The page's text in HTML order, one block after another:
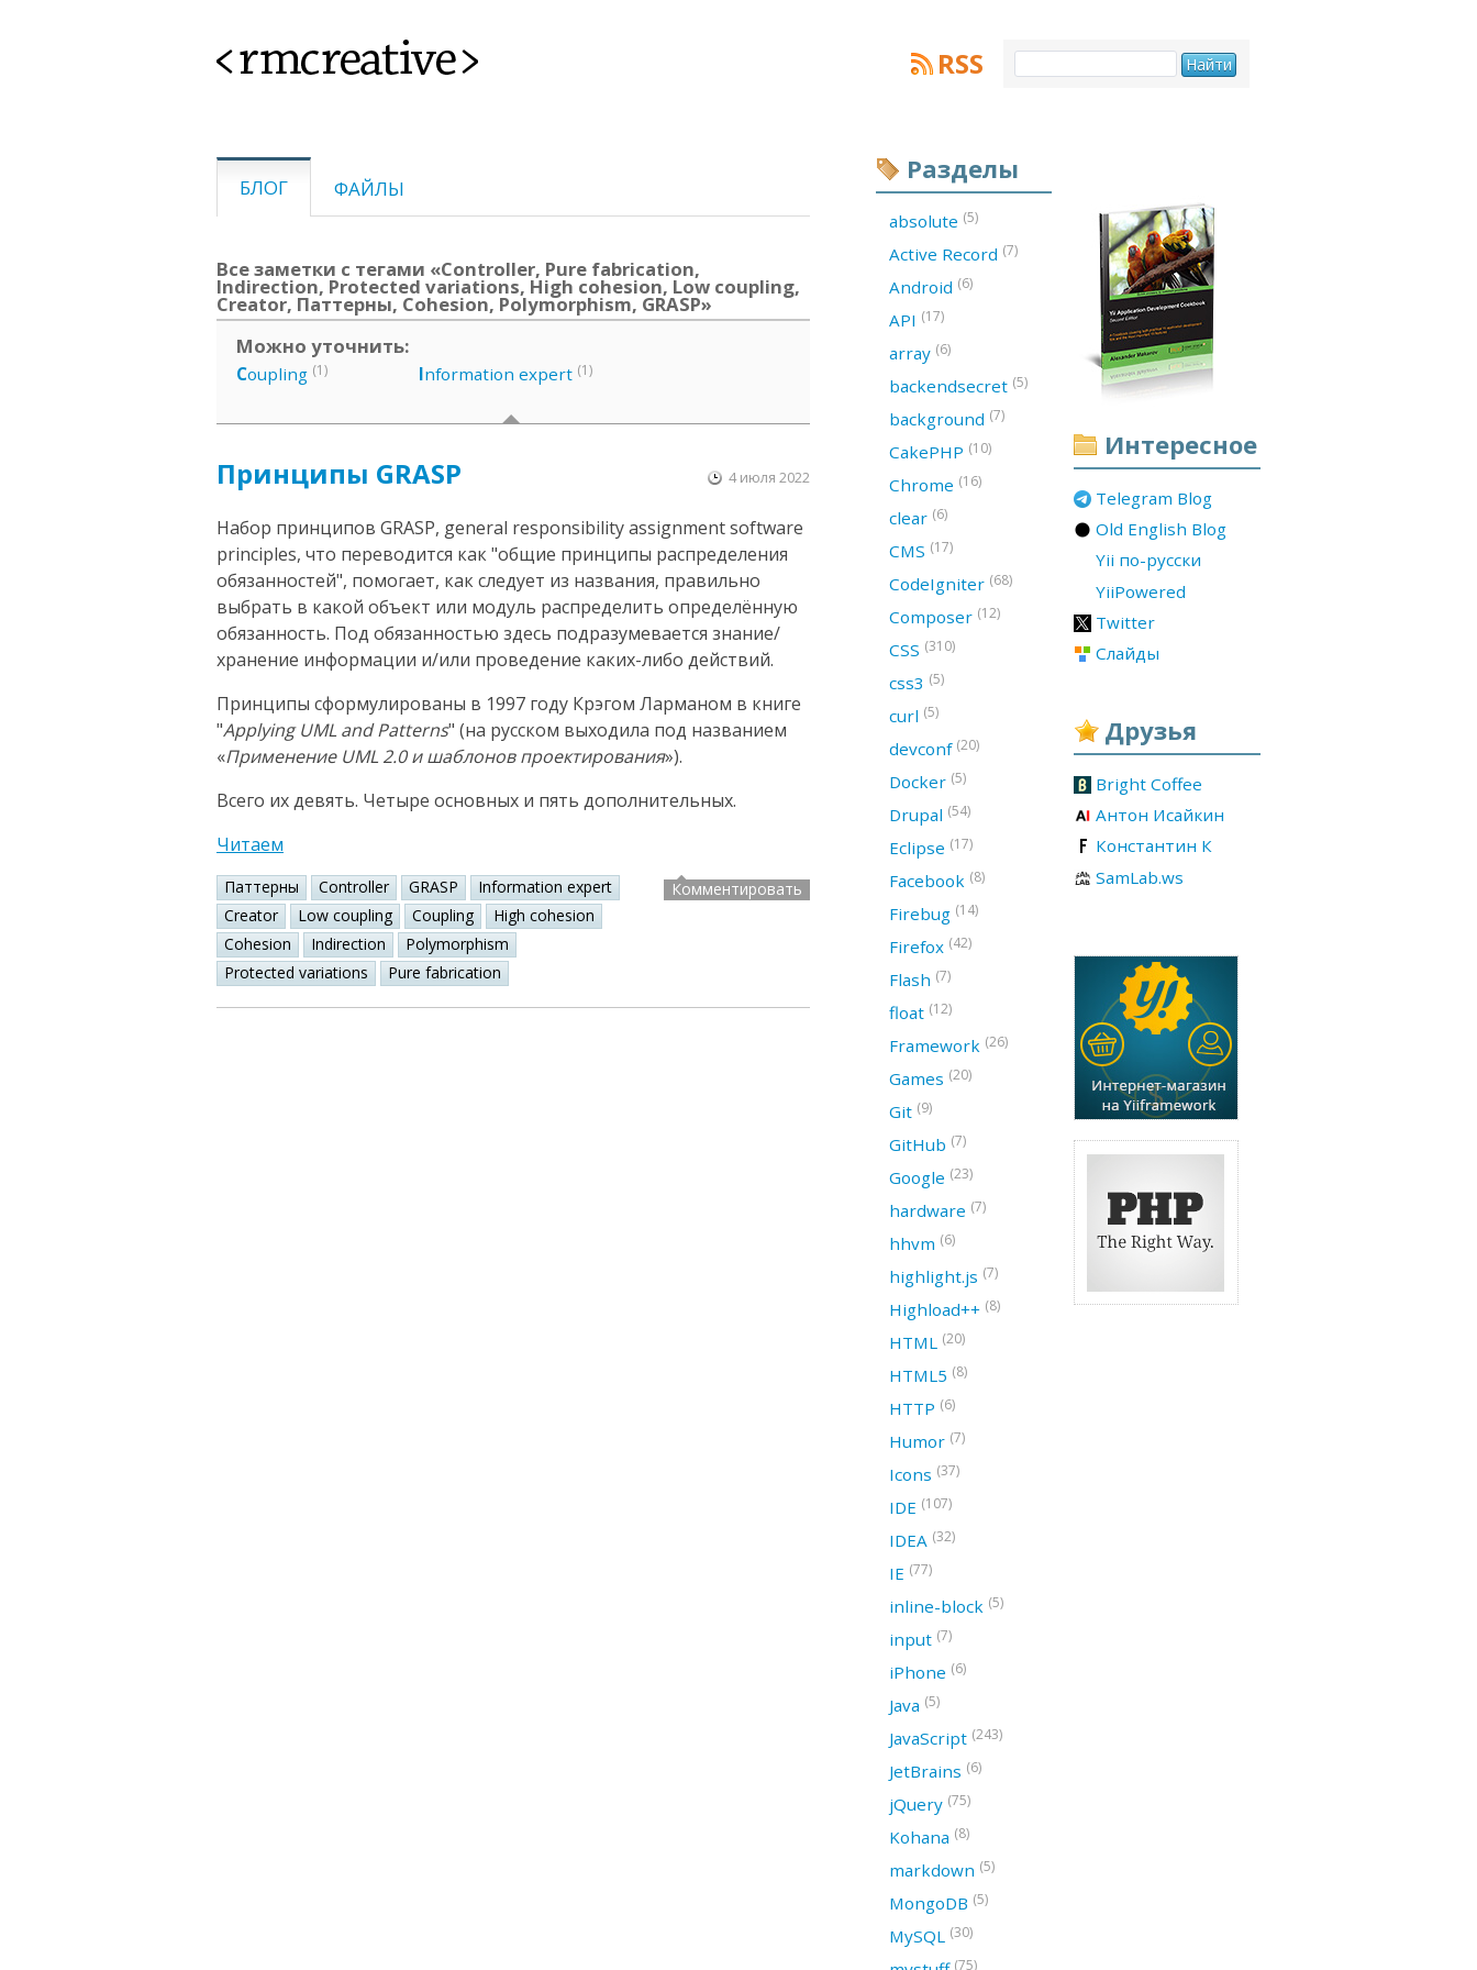
<rmcreative> RSS
БЛОГ ФАЙЛЫ
Все заметки с тегами «Controller, Pure fabrication,
Indirection, Protected variations, High cohesion, Low coupling,
Creator, Паттерны, Cohesion, Polymorphism, GRASP»
Можно уточнить:
Coupling (1) Information expert (1)
Принципы GRASP 4 июля 2022
Набор принципов GRASP, general responsibility assignment software
principles, что переводится как "общие принципы распределения
обязанностей", помогает, как следует из названия, правильно
выбрать в какой объект или модуль распределить определённую
обязанность. Под обязанностью здесь подразумевается знание/
хранение информации и/или проведение каких-либо действий.
Принципы сформулированы в 1997 году Крэгом Ларманом в книге
"Applying UML and Patterns" (на русском выходила под названием
«Применение UML 2.0 и шаблонов проектирования»).
Всего их девять. Четыре основных и пять дополнительных.
Читаем
Паттерны Controller GRASP
Information expert
Creator
Low coupling Coupling
High cohesion
Cohesion
Indirection
Polymorphism
Protected variations
Pure fabrication
Комментировать
Интересное
Telegram Blog
Old English Blog
Yii по-русски
YiiPowered
Twitter
Слайды
Друзья
Bright Coffee
Антон Исайкин
Константин К
SamLab.ws
Разделы
absolute (5)
Active Record (7)
Android (6)
API (17)
array (6)
backendsecret (5)
background (7)
CakePHP (10)
Chrome (16)
clear (6)
CMS (17)
CodeIgniter (68)
Composer (12)
CSS (310)
css3 (5)
curl (5)
devconf (20)
Docker (5)
Drupal (54)
Eclipse (17)
Facebook (8)
Firebug (14)
Firefox (42)
Flash (7)
float (12)
Framework (26)
Games (20)
Git (9)
GitHub (7)
Google (23)
hardware (7)
hhvm (6)
highlight.js (7)
Highload++ (8)
HTML (20)
HTML5 (8)
HTTP (6)
Humor (7)
Icons (37)
IDE (107)
IDEA (32)
IE (77)
inline-block (5)
input (7)
iPhone (6)
Java (5)
JavaScript (243)
JetBrains (6)
jQuery (75)
Kohana (8)
markdown (5)
MongoDB (5)
MySQL (30)
(75)